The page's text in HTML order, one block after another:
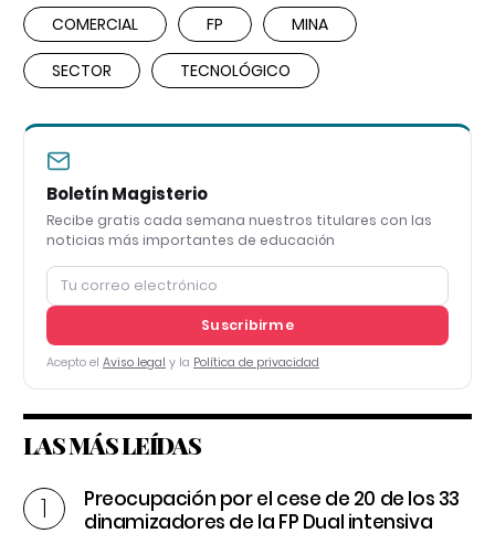
COMERCIAL FP MINA
SECTOR TECNOLÓGICO
Boletín Magisterio
Recibe gratis cada semana nuestros titulares con las
noticias más importantes de educación
Suscribirme
Acepto el Aviso legal y la Política de privacidad
LAS MÁS LEÍDAS
Preocupación por el cese de 20 de los 33
dinamizadores de la FP Dual intensiva